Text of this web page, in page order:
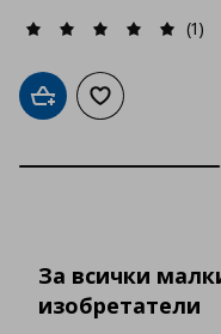
(1)
Добави в кошницата
Добави към
За всички
изобретатели